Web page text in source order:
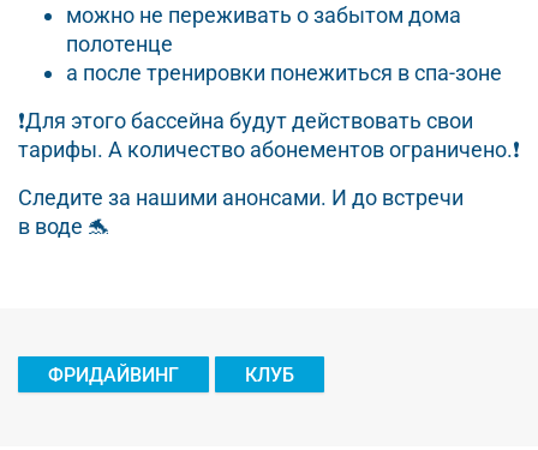
можно не переживать о забытом дома
полотенце
а после тренировки понежиться в спа-зоне
❗️Для этого бассейна будут действовать свои
тарифы. А количество абонементов ограничено.❗️
Следите за нашими анонсами. И до встречи
в воде 🐬
ФРИДАЙВИНГ КЛУБ